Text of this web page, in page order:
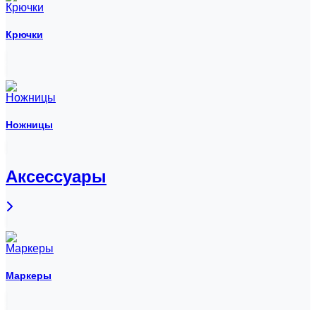
Крючки
Ножницы
Аксессуары
Маркеры